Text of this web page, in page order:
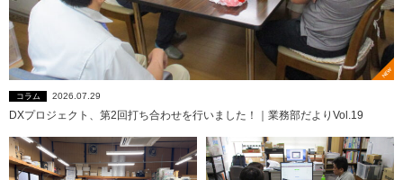
コラム 2026.07.29
DXプロジェクト、第2回打ち合わせを行いました！｜業務部だよりVol.19